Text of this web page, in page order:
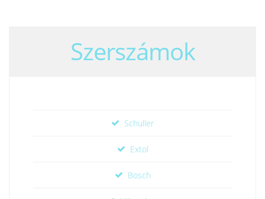
Szerszámok
Schuller
Extol
Bosch